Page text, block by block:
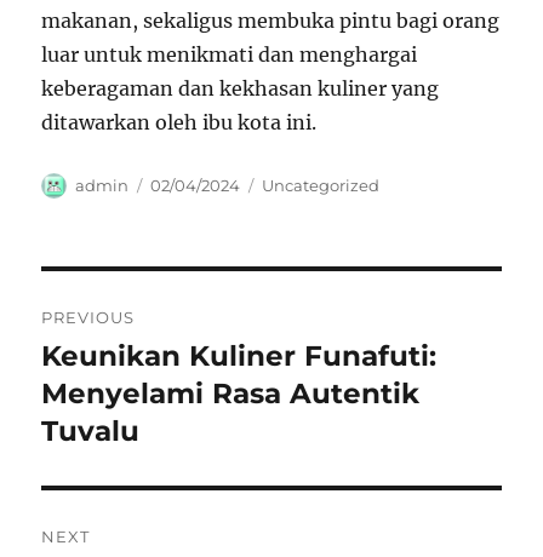
makanan, sekaligus membuka pintu bagi orang
luar untuk menikmati dan menghargai
keberagaman dan kekhasan kuliner yang
ditawarkan oleh ibu kota ini.
Author
admin
Posted
02/04/2024 Categories
Uncategorized
pos
PREVIOUS
Previous
post:
Keunikan Kuliner Funafuti:
Menyelami Rasa Autentik
Tuvalu
NEXT